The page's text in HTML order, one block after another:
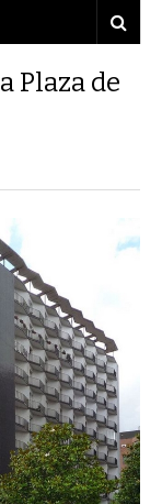
Plaza de